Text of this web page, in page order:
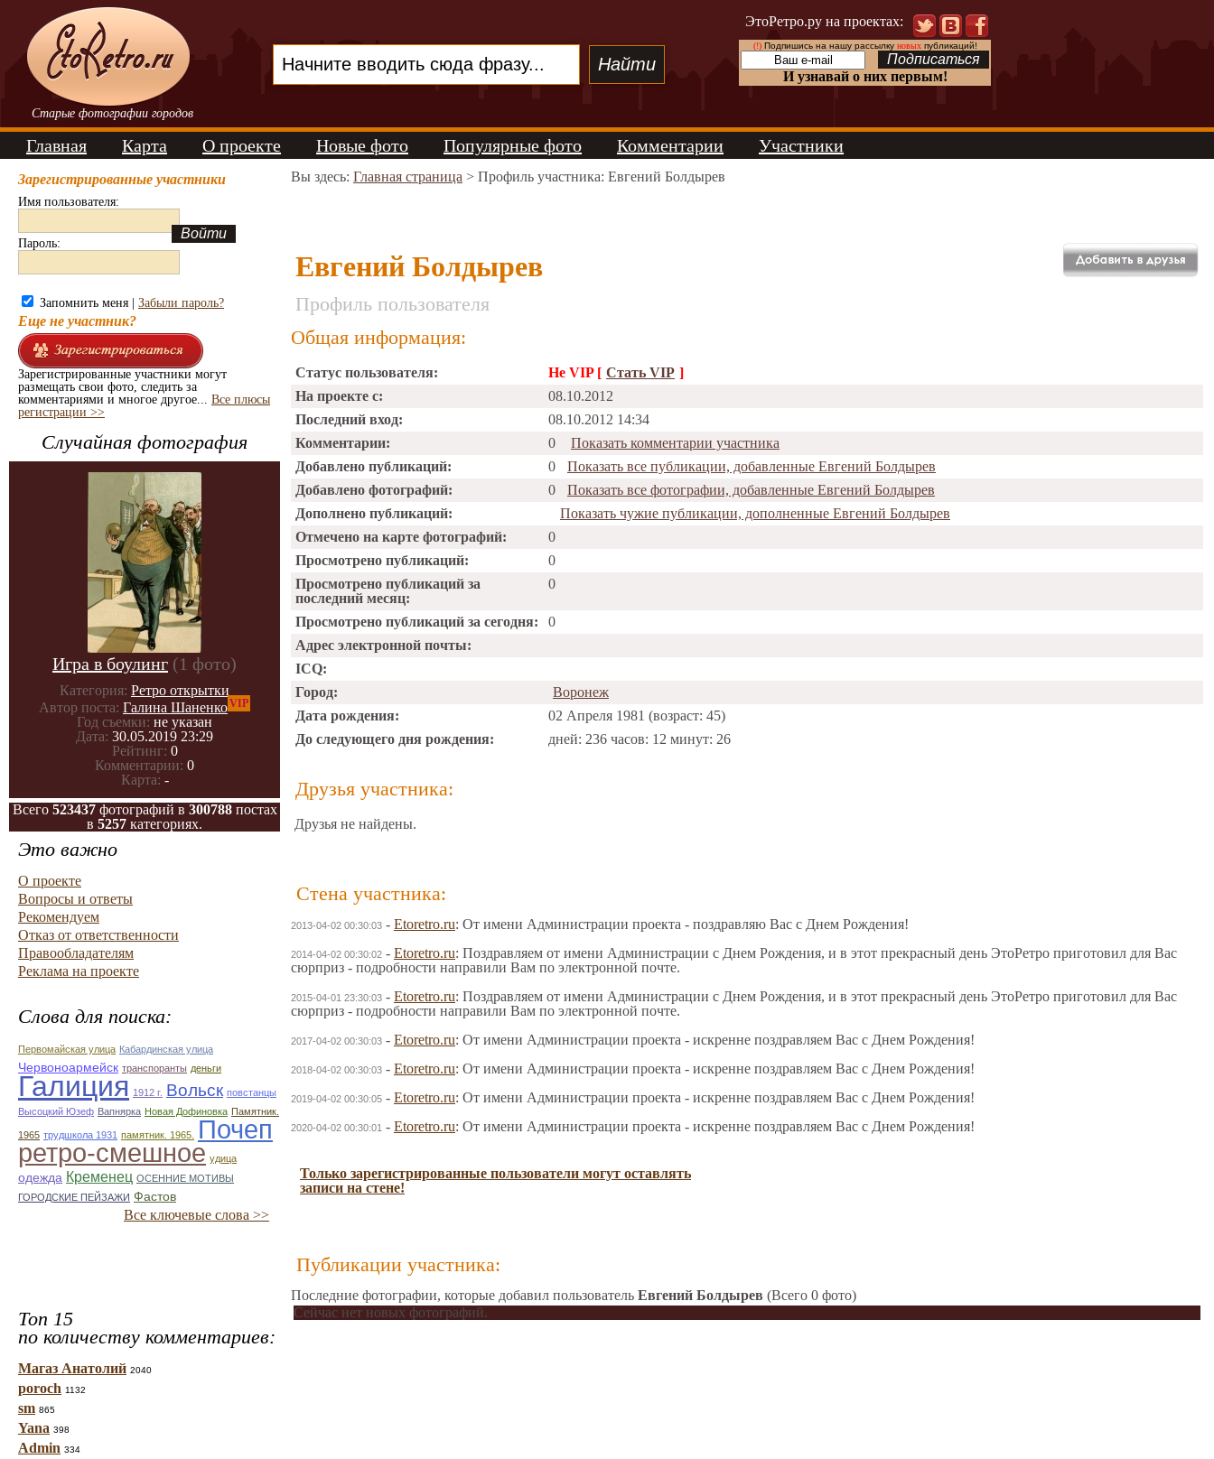
Старые фотографии городов
ЭтоРетро.ру на проектах:
(!)Подпишись на нашу рассылку новыхпубликаций!
И узнавай о них первым!
Главная Карта О проекте Новые фото Популярные фото Комментарии Участники
Зарегистрированные участники
Имя пользователя:
Пароль:
Запомнить меня | Забыли пароль?
Еще не участник?
Зарегистрированные участники могут
размещать свои фото, следить за
комментариями и многое другое... Все плюсы
регистрации >>
Случайная фотография
Игра в боулинг (1 фото)
Категория: Ретро открытки
Автор поста: Галина ШаненкоVIP
Год съемки: не указан
Дата: 30.05.2019 23:29
Рейтинг: 0
Комментарии: 0
Карта: -
Всего 523437фотографий в 300788постах
в 5257 категориях.
Это важно
О проекте
Вопросы и ответы
Рекомендуем
Отказ от ответственности
Правообладателям
Реклама на проекте
Слова для поиска:
Первомайская улица Кабардинская улица
Червоноармейск транспоранты деньги
Галиция 1912 г. Вольск повстанцы
Высоцкий Юзеф Вапнярка Новая Дофиновка Памятник.
1965 трудшкола 1931 памятник. 1965. Почеп
ретро-смешное удица
одежда Кременец ОСЕННИЕ МОТИВЫ
ГОРОДСКИЕ ПЕЙЗАЖИ Фастов
Все ключевые слова >>
Топ 15
по количеству комментариев:
Магаз Анатолий 2040
poroch 1132
sm 865
Yana 398
Admin 334
Вы здесь: Главная страница > Профиль участника: Евгений Болдырев
Евгений Болдырев
Профиль пользователя
Общая информация:
Статус пользователя: Не VIP [ Стать VIP ]
На проекте с:
08.10.2012
Последний вход:
08.10.2012 14:34
Комментарии:
0
Показать комментарии участника
Добавлено публикаций:
0
Показать все публикации, добавленные Евгений Болдырев
Добавлено фотографий:
0
Показать все фотографии, добавленные Евгений Болдырев
Дополнено публикаций:
Показать чужие публикации, дополненные Евгений Болдырев
Отмечено на карте фотографий:
0
Просмотрено публикаций:
0
Просмотрено публикаций за
последний месяц:
0
Просмотрено публикаций за сегодня:
0
Адрес электронной почты:
ICQ:
Город:
Воронеж
Дата рождения:
02 Апреля 1981 (возраст: 45)
До следующего дня рождения:
дней: 236 часов: 12 минут: 26
Друзья участника:
Друзья не найдены.
Стена участника:
2013-04-02 00:30:03 - Etoretro.ru: От имени Администрации проекта - поздравляю Вас с Днем Рождения!
2014-04-02 00:30:02 - Etoretro.ru: Поздравляем от имени Администрации с Днем Рождения, и в этот прекрасный день ЭтоРетро приготовил для Вас
сюрприз - подробности направили Вам по электронной почте.
2015-04-01 23:30:03 - Etoretro.ru: Поздравляем от имени Администрации с Днем Рождения, и в этот прекрасный день ЭтоРетро приготовил для Вас
сюрприз - подробности направили Вам по электронной почте.
2017-04-02 00:30:03 - Etoretro.ru: От имени Администрации проекта - искренне поздравляем Вас с Днем Рождения!
2018-04-02 00:30:03 - Etoretro.ru: От имени Администрации проекта - искренне поздравляем Вас с Днем Рождения!
2019-04-02 00:30:05 - Etoretro.ru: От имени Администрации проекта - искренне поздравляем Вас с Днем Рождения!
2020-04-02 00:30:01 - Etoretro.ru: От имени Администрации проекта - искренне поздравляем Вас с Днем Рождения!
Только зарегистрированные пользователи могут оставлять
записи на стене!
Публикации участника:
Последние фотографии, которые добавил пользователь Евгений Болдырев (Всего 0 фото)
Сейчас нет новых фотографий.